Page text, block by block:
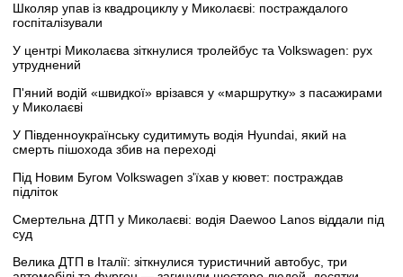
Школяр упав із квадроциклу у Миколаєві: постраждалого
госпіталізували
У центрі Миколаєва зіткнулися тролейбус та Volkswagen: рух
утруднений
П'яний водій «швидкої» врізався у «маршрутку» з пасажирами
у Миколаєві
У Південноукраїнську судитимуть водія Hyundai, який на
смерть пішохода збив на переході
Під Новим Бугом Volkswagen з'їхав у кювет: постраждав
підліток
Смертельна ДТП у Миколаєві: водія Daewoo Lanos віддали під
суд
Велика ДТП в Італії: зіткнулися туристичний автобус, три